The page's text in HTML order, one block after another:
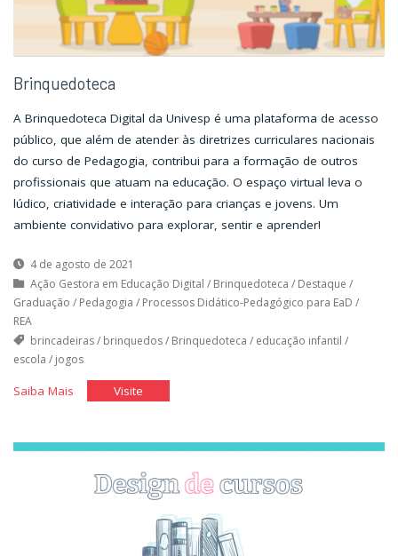
Brinquedoteca
A Brinquedoteca Digital da Univesp é uma plataforma de acesso
público, que além de atender às diretrizes curriculares nacionais
do curso de Pedagogia, contribui para a formação de outros
profissionais que atuam na educação. O espaço virtual leva o
lúdico, criatividade e interação para crianças e jovens. Um
ambiente convidativo para explorar, sentir e aprender!
4 de agosto de 2021
Ação Gestora em Educação Digital / Brinquedoteca / Destaque /
Graduação / Pedagogia / Processos Didático-Pedagógico para EaD /
REA
brincadeiras/ brinquedos/ Brinquedoteca / educação infantil /
escola / jogos
Saiba Mais"Brinquedoteca"
Visite"Brinquedoteca"